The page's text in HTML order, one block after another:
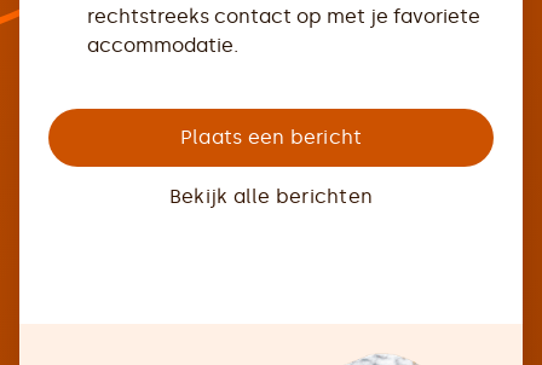
rechtstreeks contact op met je favoriete
accommodatie.
Plaats een bericht
Bekijk alle berichten